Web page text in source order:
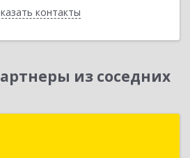
контакты
Назад
из соседних